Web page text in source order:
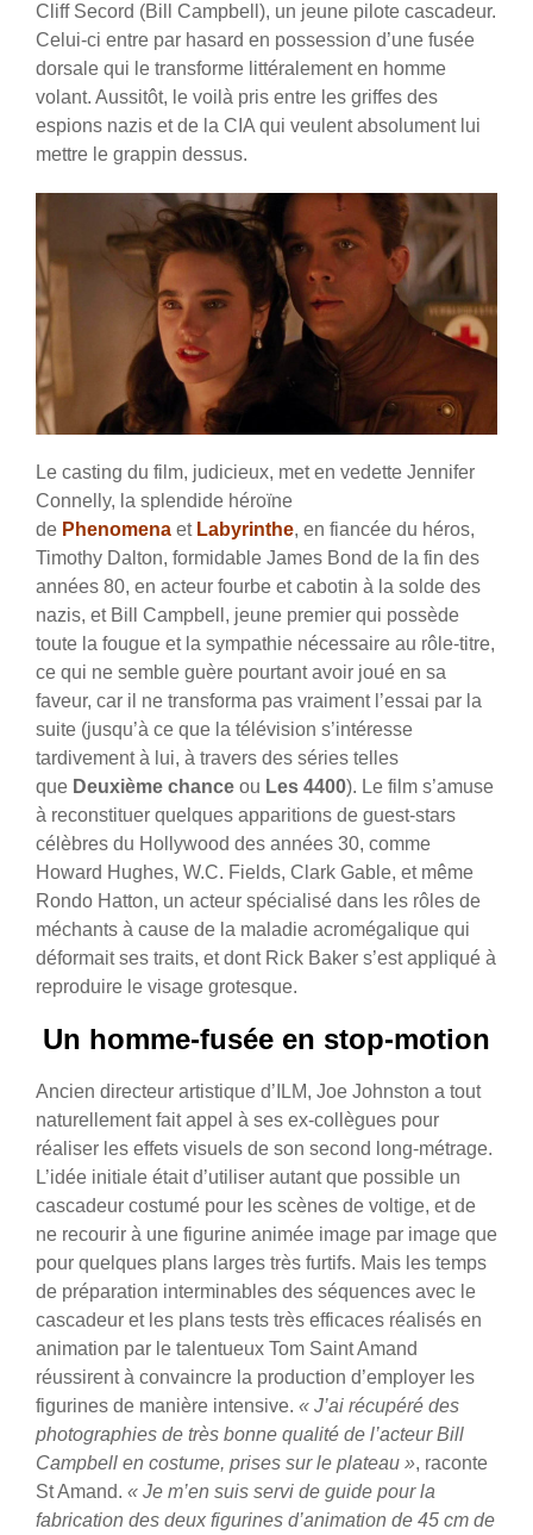
Cliff Secord (Bill Campbell), un jeune pilote cascadeur.
Celui-ci entre par hasard en possession d’une fusée
dorsale qui le transforme littéralement en homme
volant. Aussitôt, le voilà pris entre les griffes des
espions nazis et de la CIA qui veulent absolument lui
mettre le grappin dessus.
Le casting du film, judicieux, met en vedette Jennifer
Connelly, la splendide héroïne
de Phenomena et Labyrinthe, en fiancée du héros,
Timothy Dalton, formidable James Bond de la fin des
années 80, en acteur fourbe et cabotin à la solde des
nazis, et Bill Campbell, jeune premier qui possède
toute la fougue et la sympathie nécessaire au rôle-titre,
ce qui ne semble guère pourtant avoir joué en sa
faveur, car il ne transforma pas vraiment l’essai par la
suite (jusqu’à ce que la télévision s’intéresse
tardivement à lui, à travers des séries telles
que Deuxième chance ou Les 4400). Le film s’amuse
à reconstituer quelques apparitions de guest-stars
célèbres du Hollywood des années 30, comme
Howard Hughes, W.C. Fields, Clark Gable, et même
Rondo Hatton, un acteur spécialisé dans les rôles de
méchants à cause de la maladie acromégalique qui
déformait ses traits, et dont Rick Baker s’est appliqué à
reproduire le visage grotesque.
Un homme-fusée en stop-motion
Ancien directeur artistique d’ILM, Joe Johnston a tout
naturellement fait appel à ses ex-collègues pour
réaliser les effets visuels de son second long-métrage.
L’idée initiale était d’utiliser autant que possible un
cascadeur costumé pour les scènes de voltige, et de
ne recourir à une figurine animée image par image que
pour quelques plans larges très furtifs. Mais les temps
de préparation interminables des séquences avec le
cascadeur et les plans tests très efficaces réalisés en
animation par le talentueux Tom Saint Amand
réussirent à convaincre la production d’employer les
figurines de manière intensive. « J’ai récupéré des
photographies de très bonne qualité de l’acteur Bill
Campbell en costume, prises sur le plateau », raconte
St Amand. « Je m’en suis servi de guide pour la
fabrication des deux figurines d’animation de 45 cm de